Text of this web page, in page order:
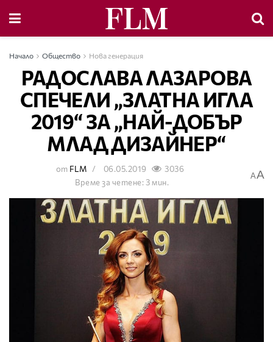
Начало Общество Нова генерация
РАДОСЛАВА ЛАЗАРОВА
СПЕЧЕЛИ „ЗЛАТНА ИГЛА
2019“ ЗА „НАЙ-ДОБЪР
МЛАД ДИЗАЙНЕР“
от FLM 06.05.2019
3036
Време за четене: 3 мин.
AA